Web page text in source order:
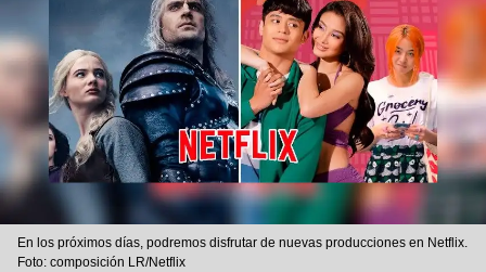
En los próximos días, podremos disfrutar de nuevas producciones en Netflix.
Foto: composición LR/Netflix